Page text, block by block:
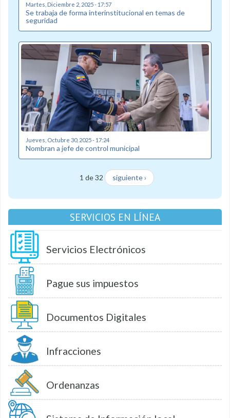
Martes, Diciembre 2, 2025 - 17:57
Se trabaja de forma interinstitucional en temas de
seguridad
Jueves, Octubre 30, 2025 - 17:24
Nombran a jefe de control municipal
1 de 32 siguiente ›
SERVICIOS EN LÍNEA
Servicios Electrónicos
Pague sus impuestos
Documentos Digitales
Infracciones
Ordenanzas